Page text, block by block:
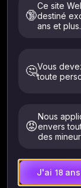
🔞
Ce site
destiné
ans et
🤔Vous
toute
😡
Nous
envers
des
J'ai 18
Générateur
Télécharger
de
Doit avoir